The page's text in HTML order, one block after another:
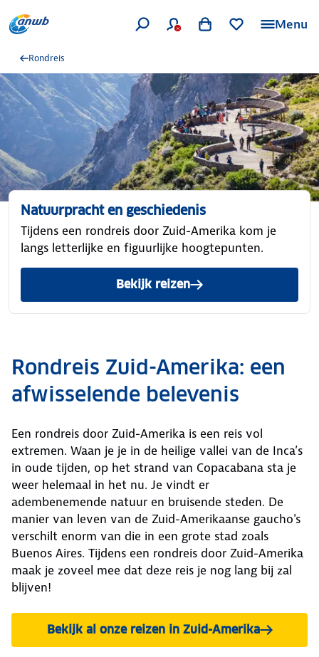
Menu
Rondreis
Natuurpracht en geschiedenis
Tijdens een rondreis door Zuid-Amerika kom je
langs letterlijke en figuurlijke hoogtepunten.
Bekijk reizen
Rondreis Zuid-Amerika: een
afwisselende belevenis
Een rondreis door Zuid-Amerika is een reis vol
extremen. Waan je je in de heilige vallei van de Inca’s
in oude tijden, op het strand van Copacabana sta je
weer helemaal in het nu. Je vindt er
adembenemende natuur en bruisende steden. De
manier van leven van de Zuid-Amerikaanse gaucho's
verschilt enorm van die in een grote stad zoals
Buenos Aires. Tijdens een rondreis door Zuid-Amerika
maak je zoveel mee dat deze reis je nog lang bij zal
blijven!
Bekijk al onze reizen in Zuid-Amerika